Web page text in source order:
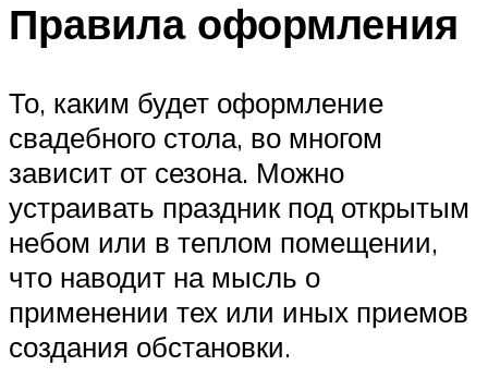
Правила оформления
То, каким будет оформление
свадебного стола, во многом
зависит от сезона. Можно
устраивать праздник под открытым
небом или в теплом помещении,
что наводит на мысль о
применении тех или иных приемов
создания обстановки.